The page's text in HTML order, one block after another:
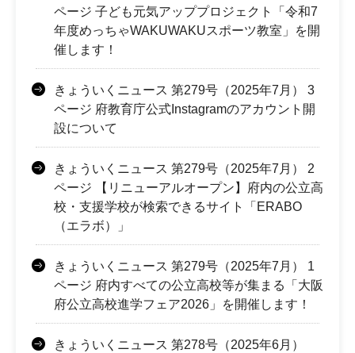
ページ 子ども元気アッププロジェクト「令和7
年度めっちゃWAKUWAKUスポーツ教室」を開
催します！
きょういくニュース 第279号（2025年7月） 3
ページ 府教育庁公式Instagramのアカウント開
設について
きょういくニュース 第279号（2025年7月） 2
ページ 【リニューアルオープン】府内の公立高
校・支援学校が検索できるサイト「ERABO
（エラボ）」
きょういくニュース 第279号（2025年7月） 1
ページ 府内すべての公立高校等が集まる「大阪
府公立高校進学フェア2026」を開催します！
きょういくニュース 第278号（2025年6月）